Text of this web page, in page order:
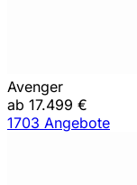
Avenger
ab 17.499 €
1703 Angebote